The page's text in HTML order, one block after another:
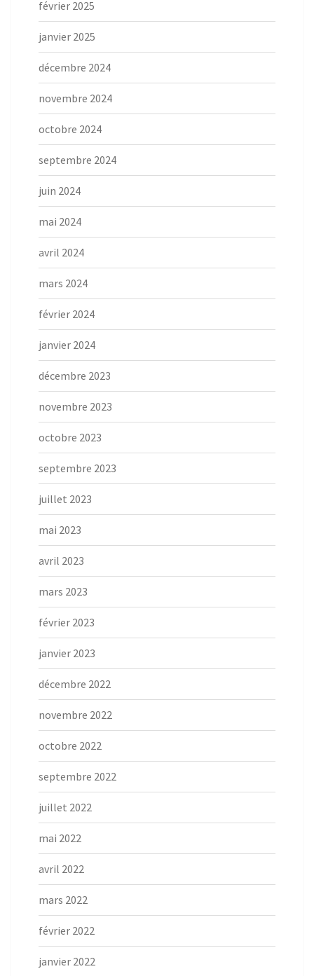
février 2025
janvier 2025
décembre 2024
novembre 2024
octobre 2024
septembre 2024
juin 2024
mai 2024
avril 2024
mars 2024
février 2024
janvier 2024
décembre 2023
novembre 2023
octobre 2023
septembre 2023
juillet 2023
mai 2023
avril 2023
mars 2023
février 2023
janvier 2023
décembre 2022
novembre 2022
octobre 2022
septembre 2022
juillet 2022
mai 2022
avril 2022
mars 2022
février 2022
janvier 2022